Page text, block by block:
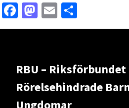
Facebook
Mastodon
Email
RBU –
Rörelsehindrade
Ungdomar